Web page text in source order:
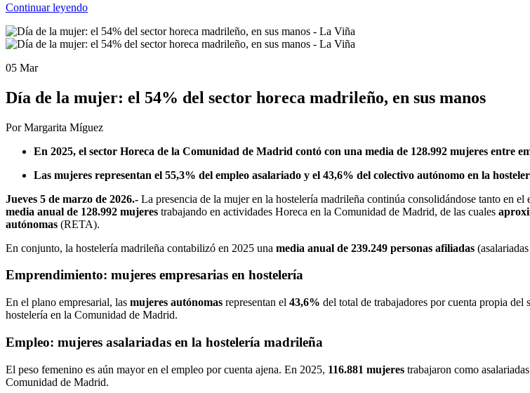
Continuar leyendo
05 Mar
Día de la mujer: el 54% del sector horeca madrileño, en sus manos
Por Margarita Míguez
En 2025, el sector Horeca de la Comunidad de Madrid contó con una media de 128.992 mujeres
Las mujeres representan el 55,3% del empleo asalariado y el 43,6% del colectivo autónomo en la
Jueves 5 de marzo de 2026.- La presencia de la mujer en la hostelería madrileña continúa consolidándose tanto en
media anual de 128.992 mujeres trabajando en actividades Horeca en la Comunidad de Madrid, de las cuales
autónomas (RETA).
En conjunto, la hostelería madrileña contabilizó en 2025 una media anual de 239.249 personas afiliadas
Emprendimiento: mujeres empresarias en hostelería
En el plano empresarial, las mujeres autónomas representan el 43,6% del total de trabajadores por cuenta propia del
hostelería en la Comunidad de Madrid.
Empleo: mujeres asalariadas en la hostelería madrileña
El peso femenino es aún mayor en el empleo por cuenta ajena. En 2025, 116.881 mujeres trabajaron como
Comunidad de Madrid.